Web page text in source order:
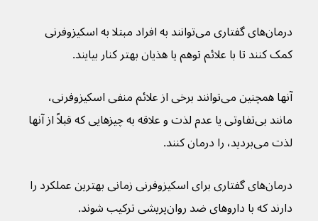
درمان‌های گفتاری می‌توانند به افراد مبتلا به اسکیزوفرنی
کمک کنند تا با علائم توهم یا هذیان بهتر کنار بیایند.
آنها همچنین می‌توانند برخی از علائم منفی اسکیزوفرنی،
مانند بی‌تفاوتی یا عدم لذت و علاقه به چیزهایی که قبلاً از آنها
لذت می‌بردید، را درمان کنند.
درمان‌های گفتاری برای اسکیزوفرنی زمانی بهترین عملکرد را
دارند که با داروهای ضد روان‌پریشی ترکیب شوند.